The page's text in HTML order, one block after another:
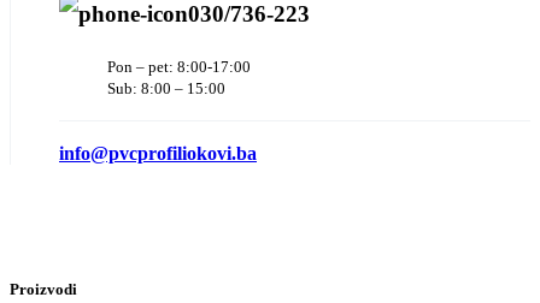
030/736-223
Pon – pet: 8:00-17:00
Sub: 8:00 – 15:00
info@pvcprofiliokovi.ba
Proizvodi